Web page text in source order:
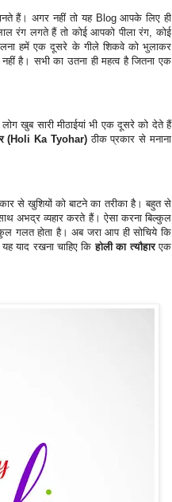
हैं। अगर नहीं तो यह Blog आपके लिए ही
रंग लगते हैं तो कोई आपको पीला रंग, कोई
हमें एक दूसरे के गीले शिकवे को भुलाकर
है। सभी का उतना ही महत्व है जितना एक
खुब सारी मीठाईयां भी एक दूसरे को देते हैं
(Holi Ka Tyohar)ठीक प्रकार से मनाना
से खुशियों को बाटने का तरीका है। बहुत से
अभद्र व्यहार करते हैं। ऐसा करना बिल्कुल
गलत होता है। अब जरा आप ही सोचिये कि
याद रखना चाहिए किहोली का त्यौहारएक